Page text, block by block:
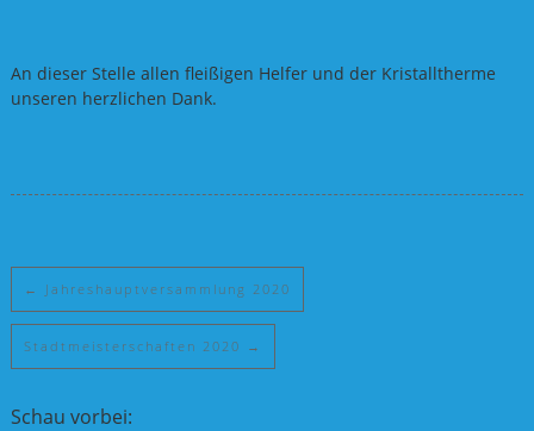
An dieser Stelle allen fleißigen Helfer und der Kristalltherme
unseren herzlichen Dank.
← Jahreshauptversammlung 2020
Stadtmeisterschaften 2020 →
Schau vorbei: